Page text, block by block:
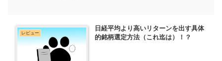
レビュー
日経平均より高いリターンを出す具体
的銘柄選定方法（これ迄は）！？